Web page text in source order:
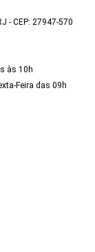
- CEP: 27947-570
às 10h
Feira das 09h